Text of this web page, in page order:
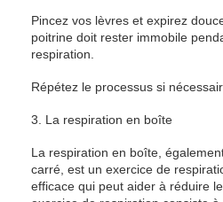
Pincez vos lèvres et expirez
poitrine doit rester immobile
respiration.
Répétez le processus si
3. La respiration en boîte
La respiration en boîte,
carré, est un exercice de
efficace qui peut aider à réduire